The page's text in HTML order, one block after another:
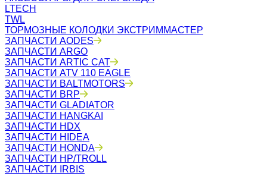
LTECH
TWL
ТОРМОЗНЫЕ КОЛОДКИ ЭКСТРИММАСТЕР
ЗАПЧАСТИ AODES
ЗАПЧАСТИ ARGO
ЗАПЧАСТИ ARTIC CAT
ЗАПЧАСТИ ATV 110 EAGLE
ЗАПЧАСТИ BALTMOTORS
ЗАПЧАСТИ BRP
ЗАПЧАСТИ GLADIATOR
ЗАПЧАСТИ HANGKAI
ЗАПЧАСТИ HDX
ЗАПЧАСТИ HIDEA
ЗАПЧАСТИ HONDA
ЗАПЧАСТИ HP/TROLL
ЗАПЧАСТИ IRBIS